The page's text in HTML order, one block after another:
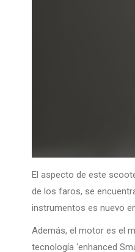
El aspecto de este
de los faros, se
instrumentos es nuevo en
Además, el motor es el
tecnología ‘enhanced